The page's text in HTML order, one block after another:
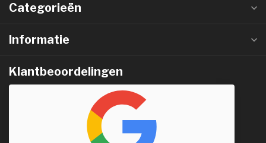
Categorieën
Informatie
Klantbeoordelingen